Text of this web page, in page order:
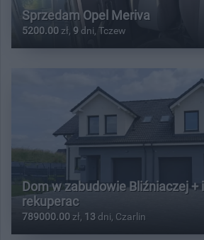
Sprzedam Opel Meriva
5200.00 zł, 9 dni, Tczew
Dom w zabudowie Bliźniaczej +
rekuperac
789000.00 zł, 13 dni, Czarlin